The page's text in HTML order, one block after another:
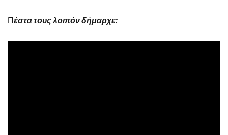
Πέστα τους λοιπόν δήμαρχε: